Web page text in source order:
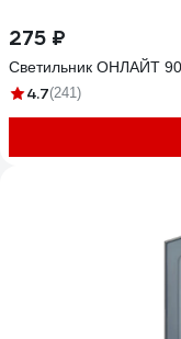
275 ₽
Светильник ОНЛАЙТ
4.7(241)